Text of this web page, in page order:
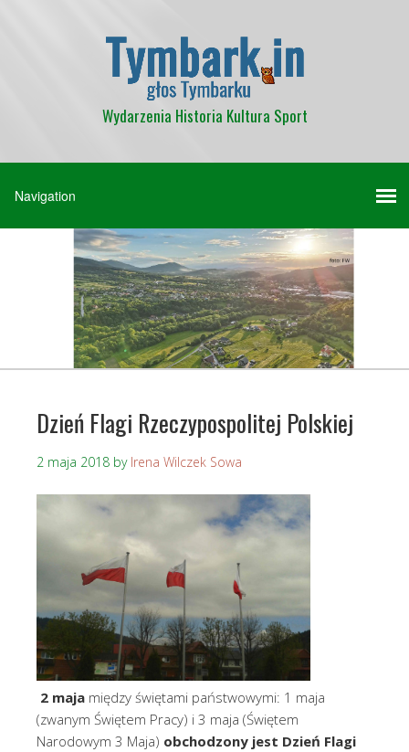
Wydarzenia Historia Kultura Sport
Dzień Flagi Rzeczypospolitej Polskiej
2 maja 2018 by Irena Wilczek Sowa
2 maja między świętami państwowymi: 1 maja
(zwanym Świętem Pracy) i 3 maja (Świętem
Narodowym 3 Maja) obchodzony jest Dzień Flagi